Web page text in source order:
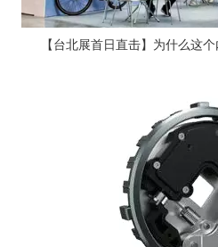
【台北展首日直击】为什么这